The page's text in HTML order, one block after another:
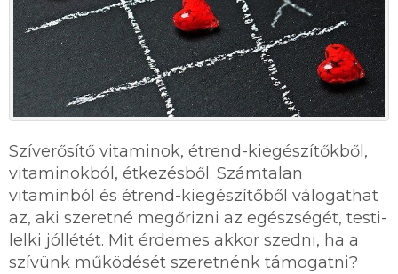
Szíverősítő vitaminok, étrend-kiegészítőkből,
vitaminokból, étkezésből. Számtalan
vitaminból és étrend-kiegészítőből válogathat
az, aki szeretné megőrizni az egészségét, testi-
lelki jóllétét. Mit érdemes akkor szedni, ha a
szívünk működését szeretnénk támogatni?